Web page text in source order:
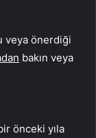
veya önerdiği
bakın veya
önceki yıla